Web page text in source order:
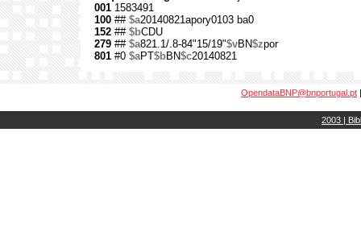
001 1583491
100 ## $a20140821apory0103 ba0
152 ## $bCDU
279 ## $a821.1/.8-84"15/19"$vBN$zpor
801 #0 $aPT$bBN$c20140821
OpendataBNP@bnportugal.pt
2003 |